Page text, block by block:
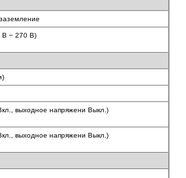
В − 270 В)
выходное напряжени Выкл.)
выходное напряжени Выкл.)